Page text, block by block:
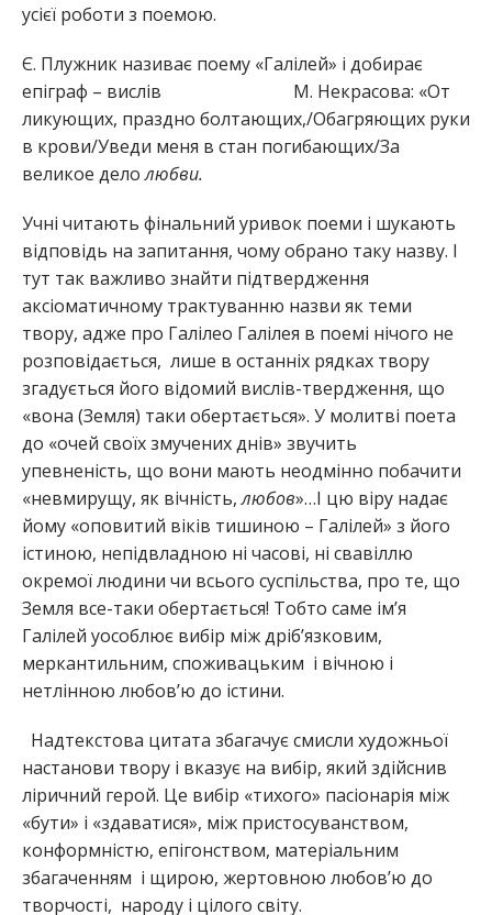
усієї роботи з поемою.
Є. Плужник називає поему «Галілей» і добирає
епіграф – вислів М. Некрасова: «От
ликующих, праздно болтающих,/Обагряющих руки
в крови/Уведи меня в стан погибающих/За
великое делолюбви.
Учні читають фінальний уривок поеми і шукають
відповідь на запитання, чому обрано таку назву. І
тут так важливо знайти підтвердження
аксіоматичному трактуванню назви як теми
твору, адже про Галілео Галілея в поемі нічого не
розповідається, лише в останніх рядках твору
згадується його відомий вислів-твердження, що
«вона (Земля) таки обертається». У молитві поета
до «очей своїх змучених днів» звучить
упевненість, що вони мають неодмінно побачити
«невмирущу, як вічність,любов»…І цю віру надає
йому «оповитий віків тишиною – Галілей» з його
істиною, непідвладною ні часові, ні свавіллю
окремої людини чи всього суспільства, про те, що
Земля все-таки обертається! Тобто саме ім’я
Галілей уособлює вибір між дріб’язковим,
меркантильним, споживацьким і вічною і
нетлінною любов’ю до істини.
Надтекстова цитата збагачує смисли художньої
настанови твору і вказує на вибір, який здійснив
ліричний герой. Це вибір «тихого» пасіонарія між
«бути» і «здаватися», між пристосуванством,
конформністю, епігонством, матеріальним
збагаченням і щирою, жертовною любов’ю до
творчості, народу і цілого світу.